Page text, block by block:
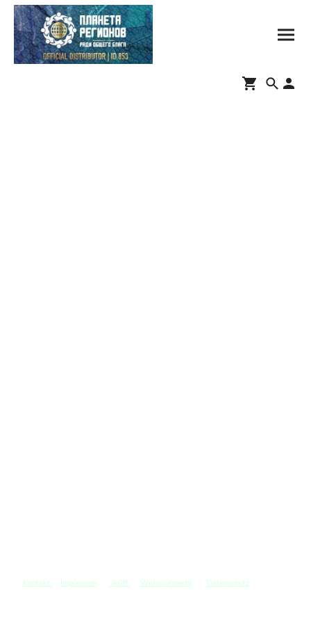
Kontakt Impressum AGB Widerrufsrecht Datenschutz